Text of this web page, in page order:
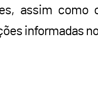
assim como
informadas